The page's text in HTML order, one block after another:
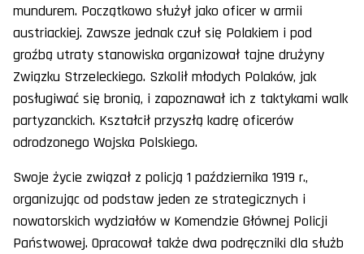
mundurem. Początkowo służył jako oficer w armii
austriackiej. Zawsze jednak czuł się Polakiem i pod
groźbą utraty stanowiska organizował tajne drużyny
Związku Strzeleckiego. Szkolił młodych Polaków, jak
posługiwać się bronią, i zapoznawał ich z taktykami walk
partyzanckich. Kształcił przyszłą kadrę oficerów
odrodzonego Wojska Polskiego.
Swoje życie związał z policją 1 października 1919 r.,
organizując od podstaw jeden ze strategicznych i
nowatorskich wydziałów w Komendzie Głównej Policji
Państwowej. Opracował także dwa podręczniki dla służb